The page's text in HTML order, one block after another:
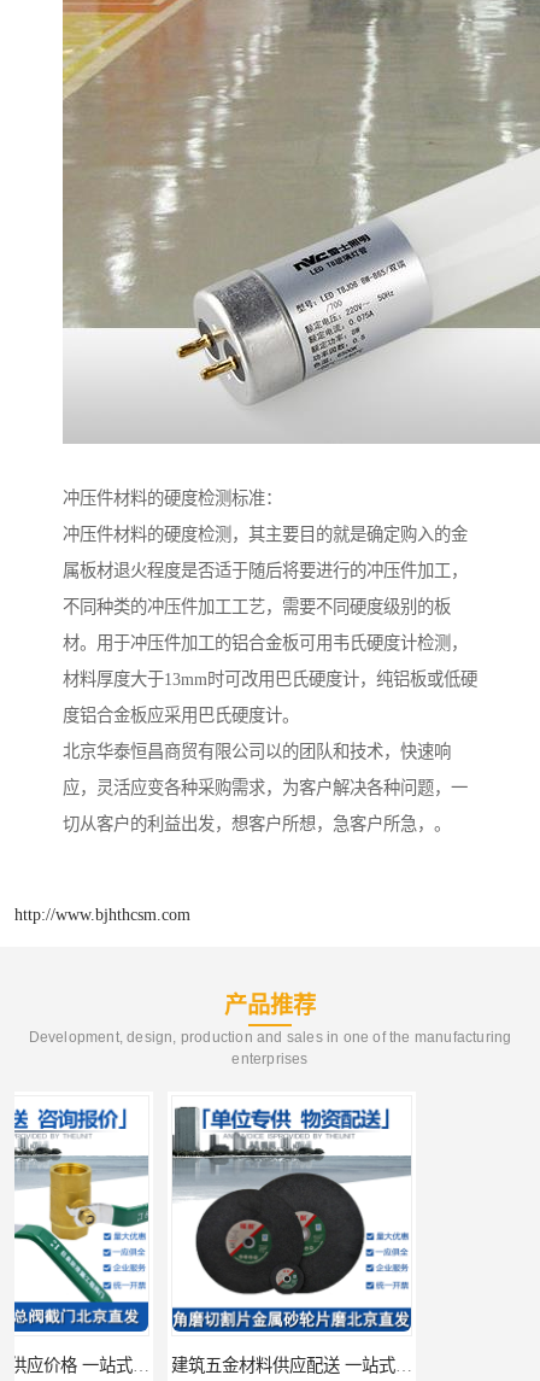
冲压件材料的硬度检测标准：
冲压件材料的硬度检测，其主要目的就是确定购入的金
属板材退火程度是否适于随后将要进行的冲压件加工，
不同种类的冲压件加工工艺，需要不同硬度级别的板
材。用于冲压件加工的铝合金板可用韦氏硬度计检测，
材料厚度大于13mm时可改用巴氏硬度计，纯铝板或低硬
度铝合金板应采用巴氏硬度计。
北京华泰恒昌商贸有限公司以的团队和技术，快速响
应，灵活应变各种采购需求，为客户解决各种问题，一
切从客户的利益出发，想客户所想，急客户所急，。
http://www.bjhthcsm.com
产品推荐
Development, design, production and sales in one of the manufacturing
enterprises
建筑五金材料供应配送 一站式五金材料供应商